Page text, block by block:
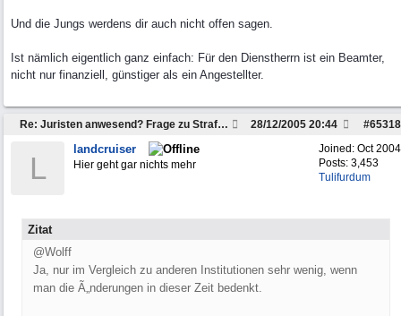
Und die Jungs werdens dir auch nicht offen sagen.
Ist nämlich eigentlich ganz einfach: Für den Dienstherrn ist ein Beamter,
nicht nur finanziell, günstiger als ein Angestellter.
Re: Juristen anwesend? Frage zu Strafzettel #65318
28/12/2005 20:44
Joined: Oct 2004
Posts: 3,453
Tulifurdum
L
landcruiser
Hier geht gar nichts mehr
Zitat
@Wolff
Ja, nur im Vergleich zu anderen Institutionen sehr wenig, wenn
man die Ã„nderungen in dieser Zeit bedenkt.